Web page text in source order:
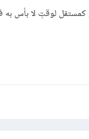
لوقتٍ لا بأس به